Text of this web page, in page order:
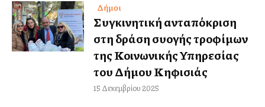
Δήμοι
Συγκινητική ανταπόκριση
στη δράση συλλογής τροφίμων
της Κοινωνικής Υπηρεσίας
του Δήμου Κηφισιάς
15 Δεκεμβρίου 2025